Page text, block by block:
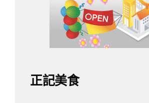
正記美食